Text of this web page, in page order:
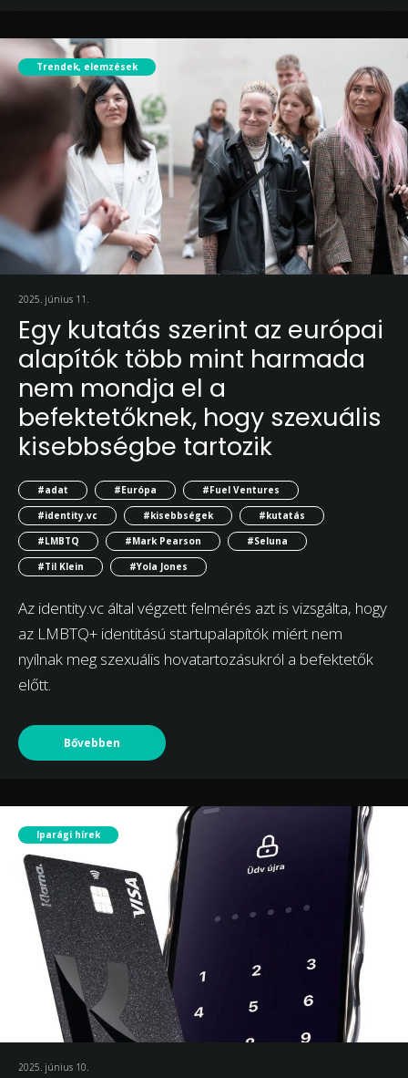
Trendek, elemzések
2025. június 11.
Egy kutatás szerint az európai
alapítók több mint harmada
nem mondja el a
befektetőknek, hogy szexuális
kisebbségbe tartozik
#adat #Európa
#Fuel Ventures
#identity.vc
#kisebbségek
#kutatás
#LMBTQ
#Mark Pearson
#Seluna
#Til Klein
#Yola Jones
Az identity.vc által végzett felmérés azt is vizsgálta, hogy
az LMBTQ+ identitású startupalapítók miért nem
nyílnak meg szexuális hovatartozásukról a befektetők
előtt.
Bővebben
Iparági hírek
2025. június 10.